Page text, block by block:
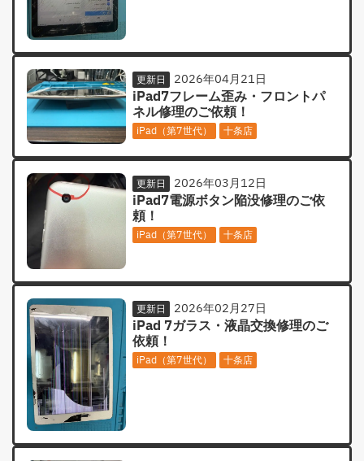
更新日 2026年04月21日
iPad7フレーム歪み・フロントパ
ネル修理のご依頼！
iPad（第7世代） 十条店
更新日 2026年03月12日
iPad7電源ボタン陥没修理のご依
頼！
iPad（第7世代） 十条店
更新日 2026年02月27日
iPad 7ガラス・液晶交換修理のご
依頼！
iPad（第7世代） 十条店